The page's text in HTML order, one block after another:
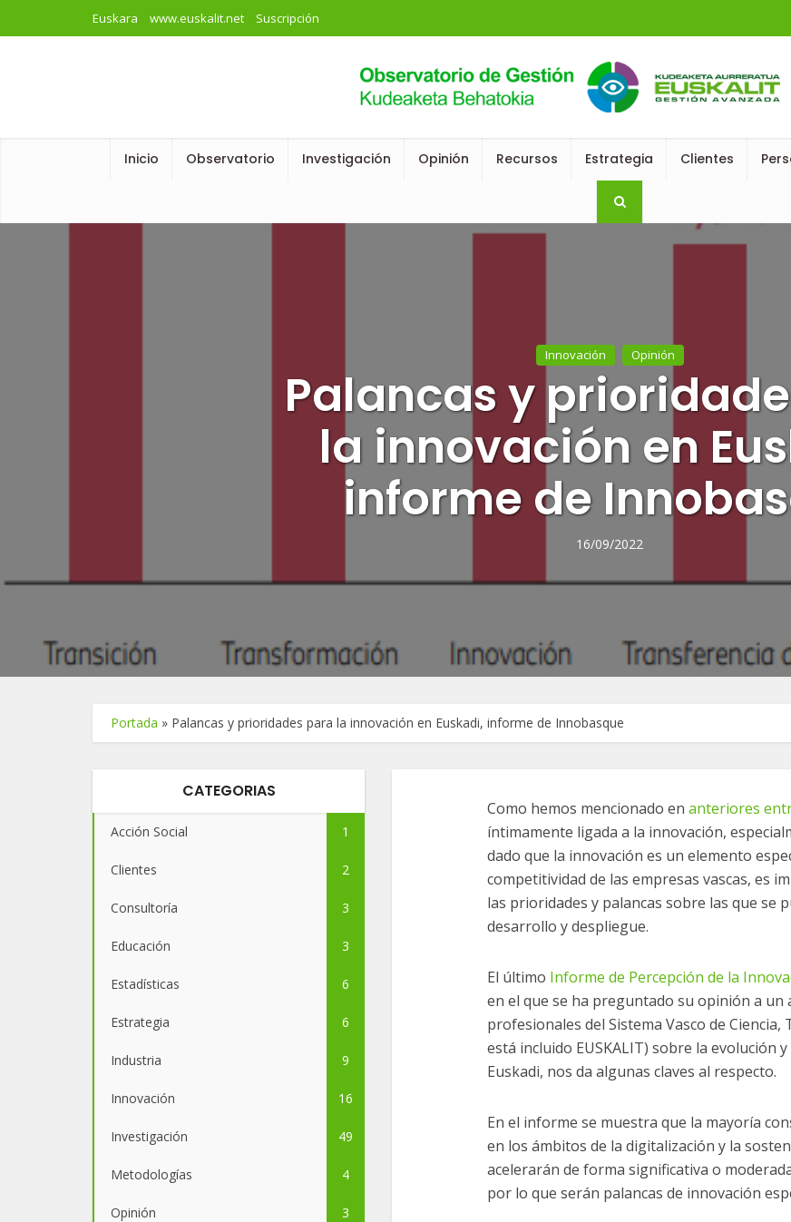
Euskara www.euskalit.net Suscripción
Inicio Observatorio Investigación Opinión Recursos Estrategia Clientes
Innovación Opinión
Palancas y
la innovación en
informe de
16/09/2022
Portada » Palancas y prioridades para la innovación en Euskadi, informe de Innobasque
CATEGORIAS
Acción Social 1
Clientes 2
Consultoría 3
Educación 3
Estadísticas 6
Estrategia 6
Industria 9
Innovación 16
Investigación 49
Metodologías 4
Opinión 3
Como hemos mencionado en anteriores
íntimamente ligada a la innovación,
dado que la innovación es un elemento
competitividad de las empresas vascas, es
las prioridades y palancas sobre las que se
desarrollo y despliegue.
El último Informe de Percepción de la
en el que se ha preguntado su opinión a un
profesionales del Sistema Vasco de
está incluido EUSKALIT) sobre la evolución
Euskadi, nos da algunas claves al respecto.
En el informe se muestra que la mayoría
en los ámbitos de la digitalización y la
acelerarán de forma significativa o
por lo que serán palancas de innovación